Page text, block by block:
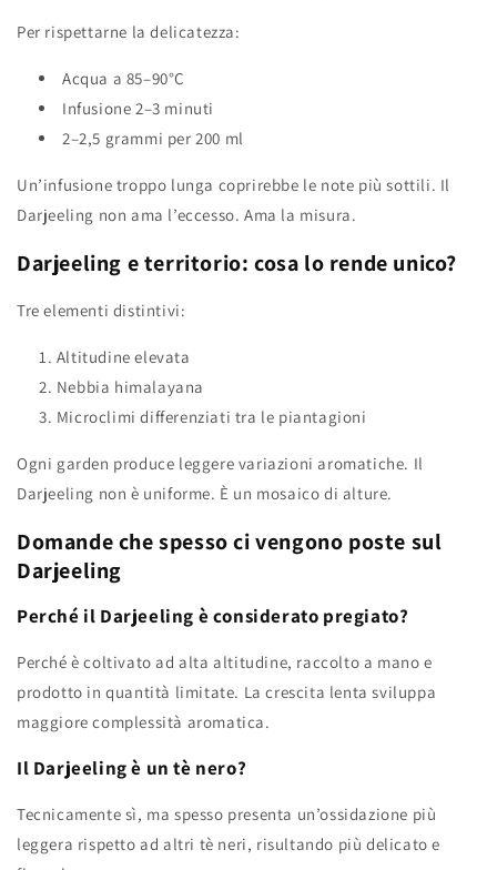
Per rispettarne la delicatezza:
Acqua a 85–90°C
Infusione 2–3 minuti
2–2,5 grammi per 200 ml
Un’infusione troppo lunga coprirebbe le note più sottili. Il
Darjeeling non ama l’eccesso. Ama la misura.
Darjeeling e territorio: cosa lo rende unico?
Tre elementi distintivi:
Altitudine elevata
Nebbia himalayana
Microclimi differenziati tra le piantagioni
Ogni garden produce leggere variazioni aromatiche. Il
Darjeeling non è uniforme. È un mosaico di alture.
Domande che spesso ci vengono poste sul
Darjeeling
Perché il Darjeeling è considerato pregiato?
Perché è coltivato ad alta altitudine, raccolto a mano e
prodotto in quantità limitate. La crescita lenta sviluppa
maggiore complessità aromatica.
Il Darjeeling è un tè nero?
Tecnicamente sì, ma spesso presenta un’ossidazione più
leggera rispetto ad altri tè neri, risultando più delicato e